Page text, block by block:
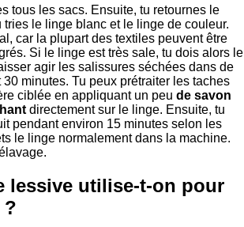
tous les sacs. Ensuite, tu retournes le
tries le linge blanc et le linge de couleur.
car la plupart des textiles peuvent être
Si le linge est très sale, tu dois alors le
agir les salissures séchées dans de
30 minutes. Tu peux prétraiter les taches
ciblée en appliquant un peu de savon
directement sur le linge. Ensuite, tu
pendant environ 15 minutes selon les
le linge normalement dans la machine.
lessive utilise-t-on pour
?